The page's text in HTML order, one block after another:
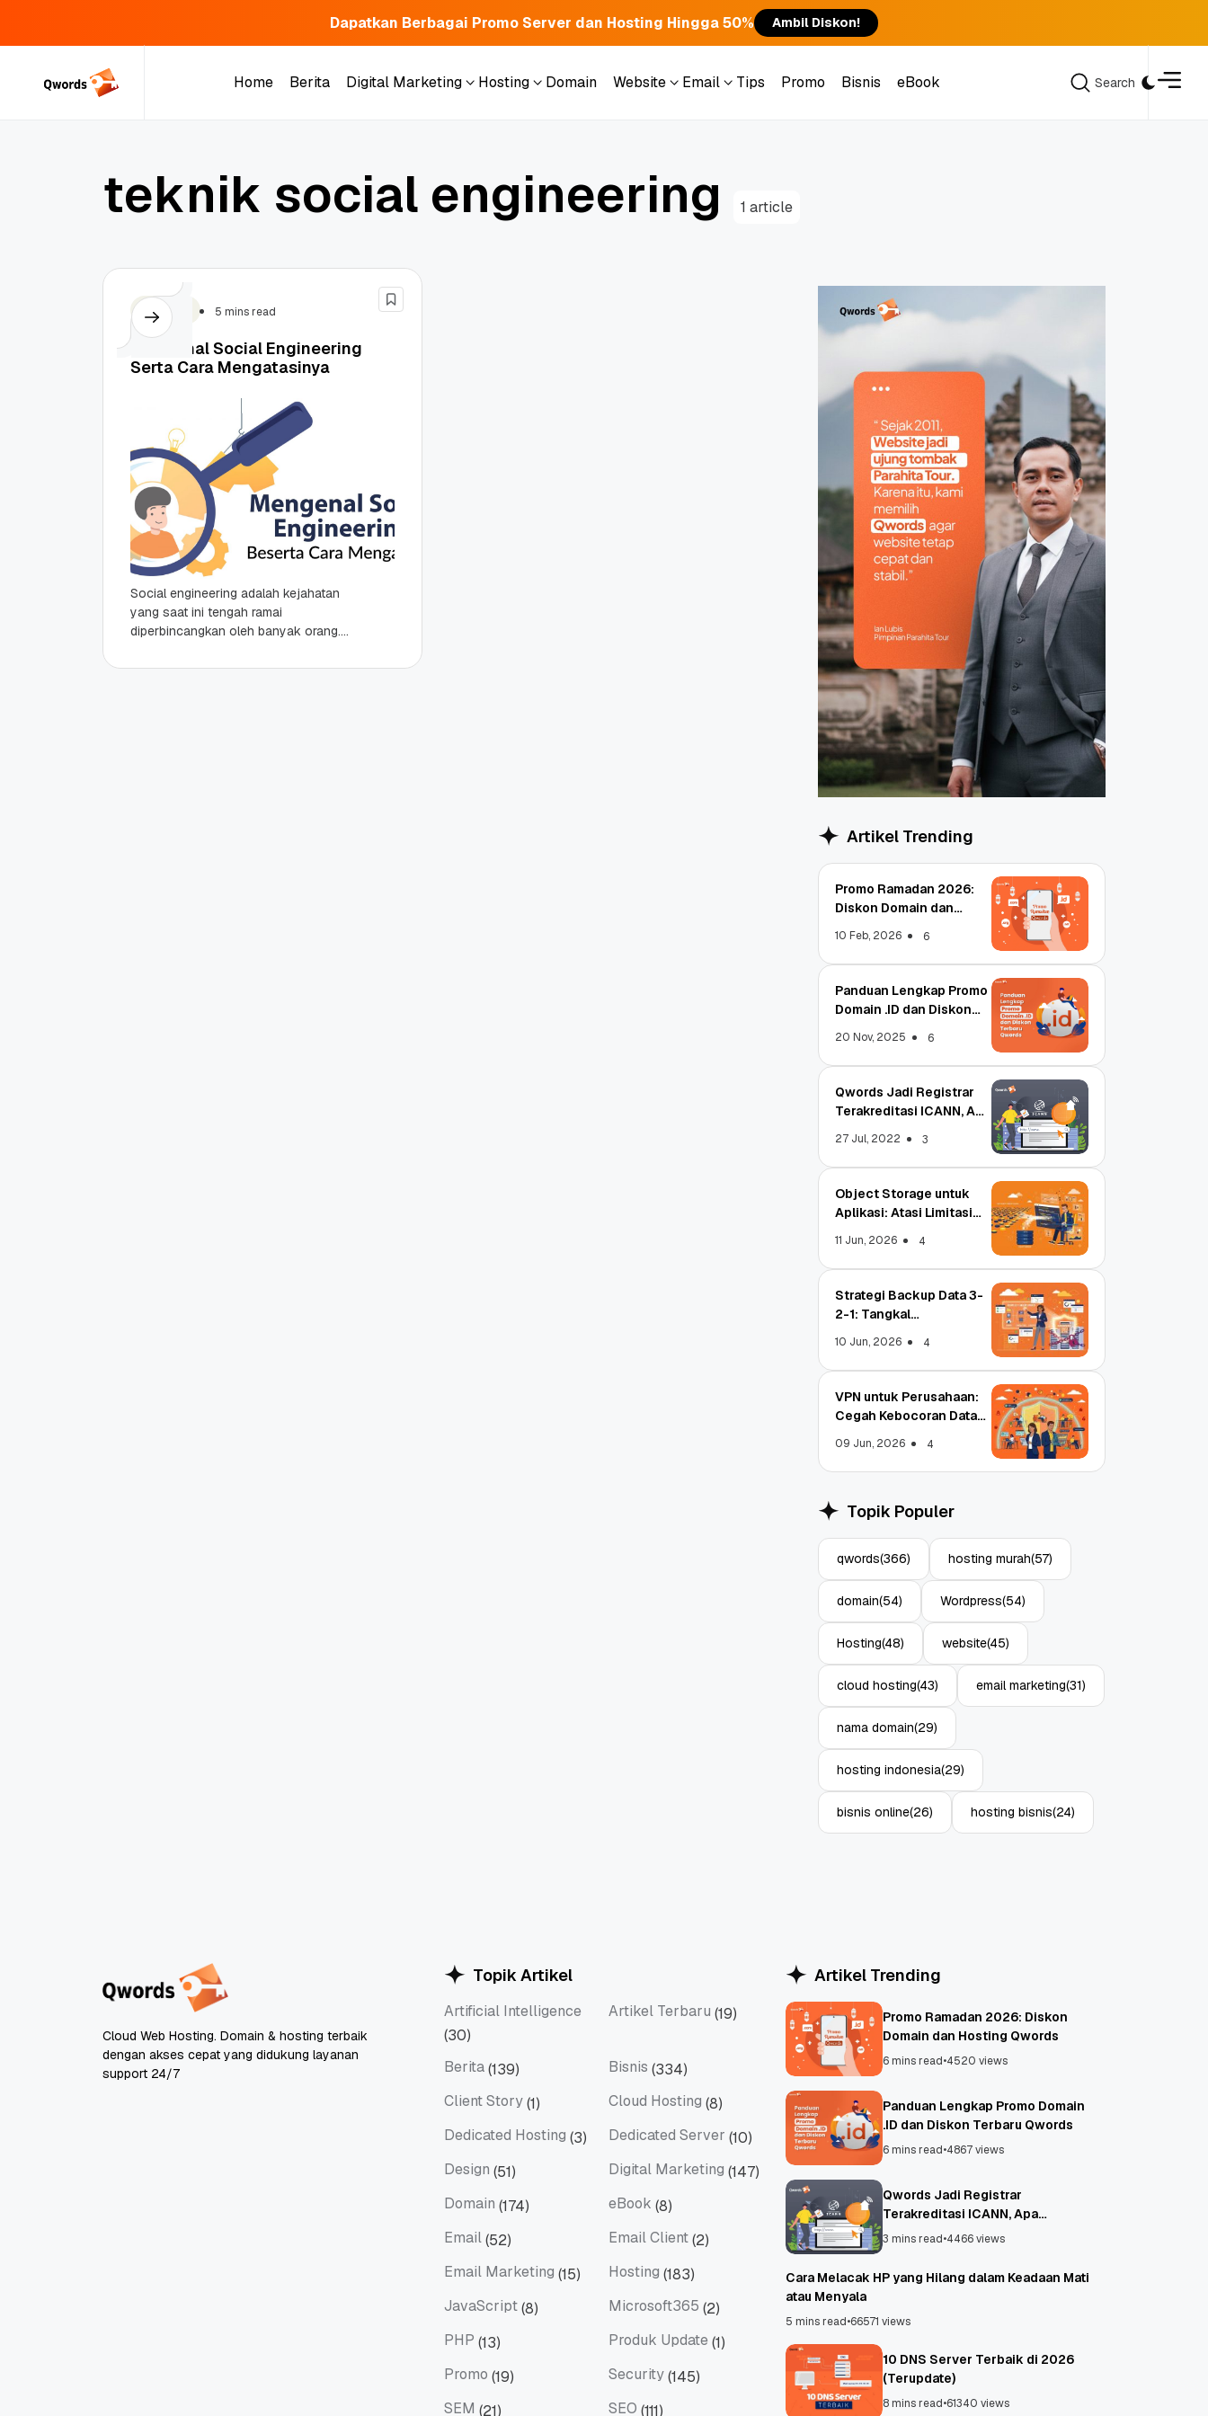
Dapatkan Berbagai Promo Server dan Hosting Hingga 50% Ambil Diskon!
Home
Berita
Digital Marketing
Hosting
Domain
Website
Email
Tips
Promo
Bisnis
eBook
Search
Aplikasi: Atasi Limitasi
11 Jun, 2026 4
teknik social engineering 1 article
Security 5 mins read
Mengenal Social Engineering
Serta Cara Mengatasinya
Social engineering adalah kejahatan
yang saat ini tengah ramai
diperbincangkan oleh banyak orang.
social engineering ini karena
Artikel Trending
Promo Ramadan 2026:
Diskon Domain dan
10 Feb, 2026 6
Panduan Lengkap Promo
Domain .ID dan Diskon
20 Nov, 2025 6
Qwords Jadi Registrar
Terakreditasi ICANN, Apa
27 Jul, 2022 3
Object Storage untuk
Aplikasi: Atasi Limitasi
11 Jun, 2026 4
Strategi Backup Data 3-
2-1: Tangkal
10 Jun, 2026 4
VPN untuk Perusahaan:
Cegah Kebocoran Data
09 Jun, 2026 4
Topik Populer
qwords(366) hosting murah(57)
domain(54) Wordpress(54)
Hosting(48) website(45)
cloud hosting(43) email marketing(31)
nama domain(29)
hosting indonesia(29)
bisnis online(26) hosting bisnis(24)
Cloud Web Hosting. Domain & hosting terbaik
dengan akses cepat yang didukung layanan
support 24/7
Topik Artikel
Artificial Intelligence
Artificial Intelligence
(30)
Artikel Terbaru (19)
Berita(139) Bisnis (334)
Client Story(1) Cloud Hosting (8)
Dedicated Hosting (3) Dedicated Server (10)
Design (51) Digital Marketing (147)
Domain (174) eBook (8)
Email(52) Email Client(2)
Email Marketing (15) Hosting (183)
JavaScript(8) Microsoft365 (2)
PHP (13) Produk Update (1)
Promo (19) Security(145)
SEM (21) SEO (111)
Artikel Trending
Promo Ramadan 2026: Diskon
Domain dan Hosting Qwords
6 mins read•4520 views
Panduan Lengkap Promo Domain
.ID dan Diskon Terbaru Qwords
6 mins read•4867 views
Qwords Jadi Registrar
Terakreditasi ICANN, Apa
Untungnya?
3 mins read•4466 views
Cara Melacak HP yang Hilang dalam Keadaan Mati
atau Menyala
5 mins read•66571 views
10 DNS Server Terbaik di 2026
(Terupdate)
8 mins read•61340 views